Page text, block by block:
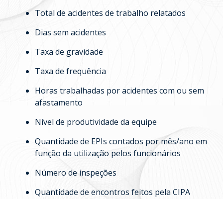
Total de acidentes de trabalho relatados
Dias sem acidentes
Taxa de gravidade
Taxa de frequência
Horas trabalhadas por acidentes com ou sem
afastamento
Nível de produtividade da equipe
Quantidade de EPIs contados por mês/ano em
função da utilização pelos funcionários
Número de inspeções
Quantidade de encontros feitos pela CIPA